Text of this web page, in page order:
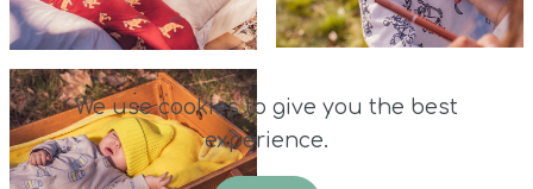
We use cookies to give you the best
experience.